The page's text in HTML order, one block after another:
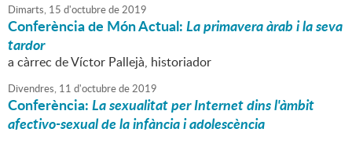
Dimarts, 15 d'octubrede2019
Conferència de Món Actual:La primavera àrab i la seva
tardor
a càrrec de Víctor Pallejà, historiador
Divendres, 11 d'octubrede2019
Conferència:La sexualitat per Internet dins l'àmbit
afectivo-sexual de la infància i adolescència